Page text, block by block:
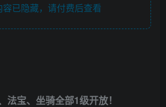
已隐藏，请付费后查看
法宝、坐骑全部1级开放！